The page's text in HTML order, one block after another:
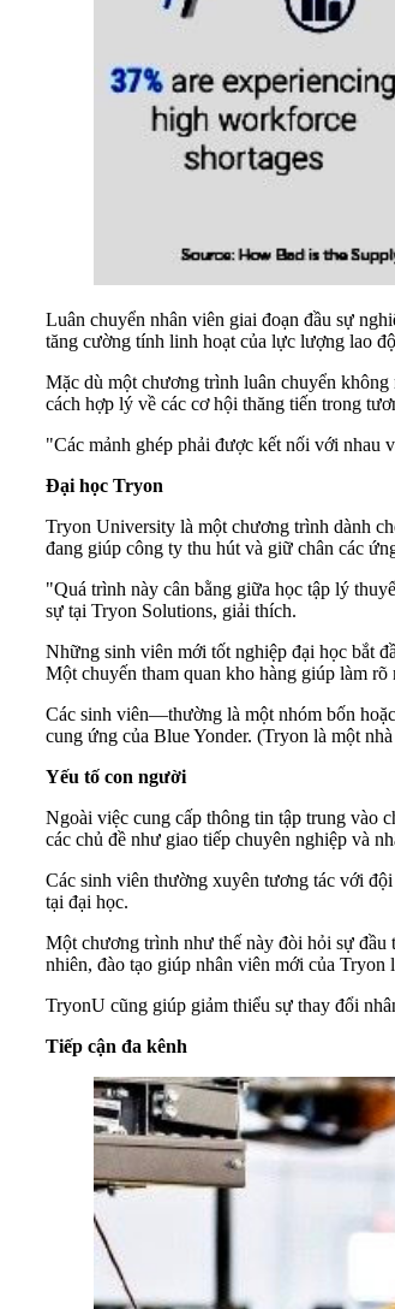
Luân chuyển nhân viên giai đoạn đầu sự
tăng cường tính linh hoạt của lực lượng lao
Mặc dù một chương trình luân chuyển
cách hợp lý về các cơ hội thăng tiến trong
"Các mảnh ghép phải được kết nối với nhau
Đại học Tryon
Tryon University là một chương trình dành
đang giúp công ty thu hút và giữ chân các
"Quá trình này cân bằng giữa học tập lý
sự tại Tryon Solutions, giải thích.
Những sinh viên mới tốt nghiệp đại học bắt
Một chuyến tham quan kho hàng giúp làm rõ
Các sinh viên—thường là một nhóm bốn
cung ứng của Blue Yonder. (Tryon là một
Yếu tố con người
Ngoài việc cung cấp thông tin tập trung vào
các chủ đề như giao tiếp chuyên nghiệp và
Các sinh viên thường xuyên tương tác với
tại đại học.
Một chương trình như thế này đòi hỏi sự
nhiên, đào tạo giúp nhân viên mới của
TryonU cũng giúp giảm thiểu sự thay đổi
Tiếp cận đa kênh